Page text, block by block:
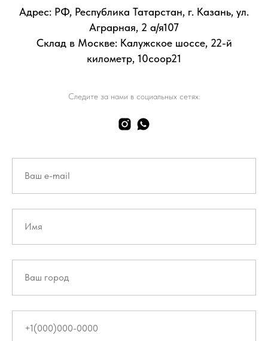
Адрес: РФ, Республика Татарстан, г. Казань, ул.
Аграрная, 2 а/я107
Склад в Москве: Калужское шоссе, 22-й
километр, 10соор21
Следите за нами в социальных сетях: